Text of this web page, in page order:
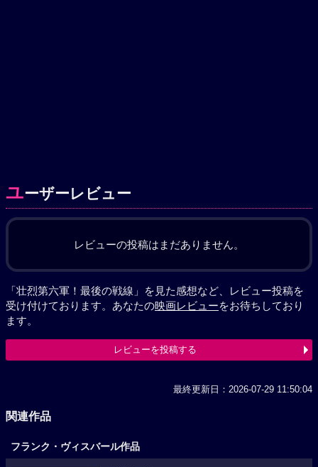
ユーザーレビュー
レビューの投稿はまだありません。
「壮烈第六軍！最後の戦線」を見た感想など、レビュー投稿を
受け付けております。あなたの映画レビューをお待ちしており
ます。
レビューを投稿する
最終更新日：2026-07-29 11:50:04
関連作品
フランク・ヴィスバール作品